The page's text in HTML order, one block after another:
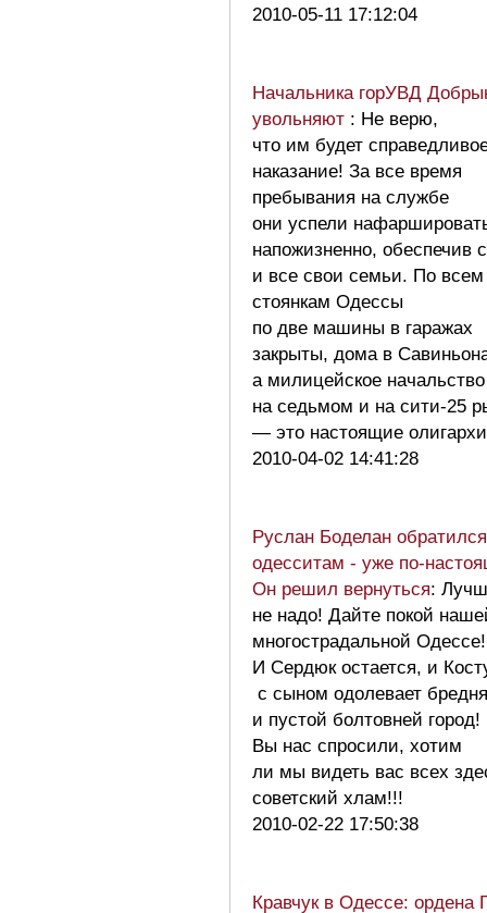
2010-05-11 17:12:04
Начальника горУВД
увольняют : Не верю,
что им будет
наказание! За все время
пребывания на службе
они успели
напожизненно, обеспечив
и все свои семьи. По всем
стоянкам Одессы
по две машины в гаражах
закрыты, дома в
а милицейское начальство
на седьмом и на сити-25
— это настоящие
2010-04-02 14:41:28
Руслан Боделан
одесситам - уже по-
Он решил вернуться:
не надо! Дайте покой
многострадальной Одессе!
И Сердюк остается, и
с сыном одолевает
и пустой болтовней город!
Вы нас спросили, хотим
ли мы видеть вас всех
советский хлам!!!
2010-02-22 17:50:38
Кравчук в Одессе: ордена